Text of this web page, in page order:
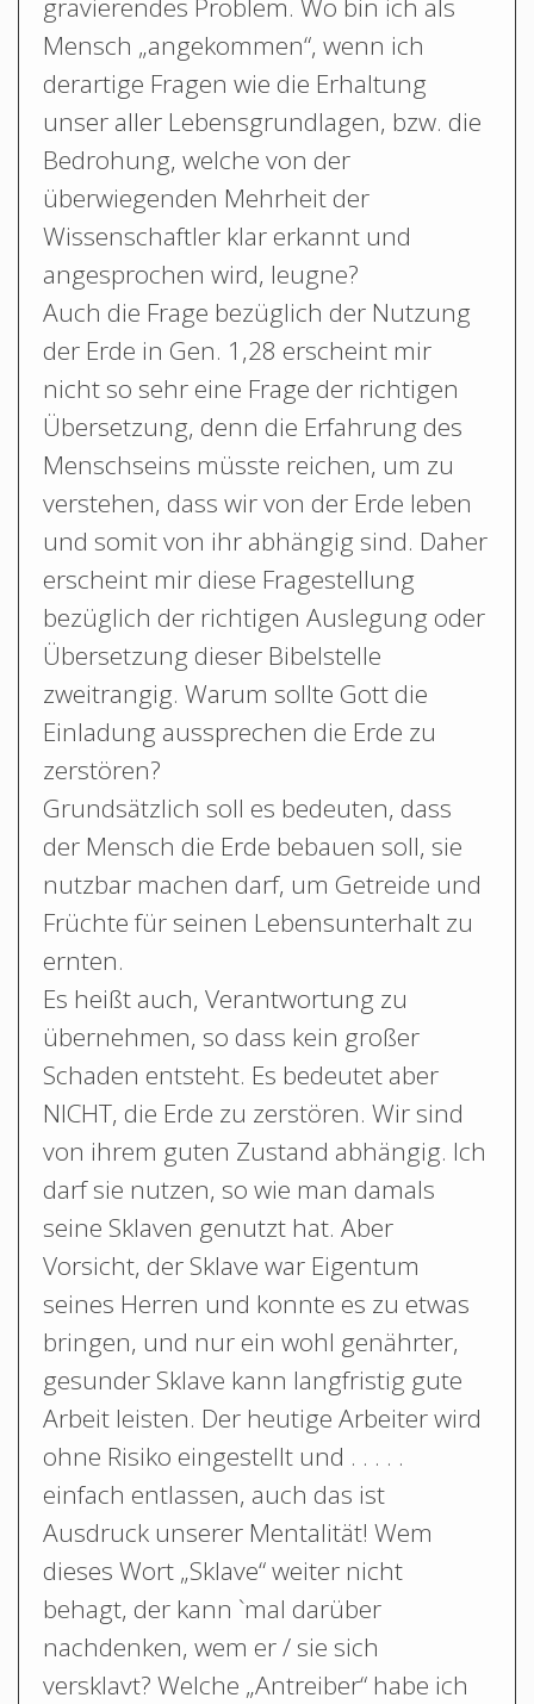
gravierendes Problem. Wo bin ich als
Mensch „angekommen“, wenn ich
derartige Fragen wie die Erhaltung
unser aller Lebensgrundlagen, bzw. die
Bedrohung, welche von der
überwiegenden Mehrheit der
Wissenschaftler klar erkannt und
angesprochen wird, leugne?
Auch die Frage bezüglich der Nutzung
der Erde in Gen. 1,28 erscheint mir
nicht so sehr eine Frage der richtigen
Übersetzung, denn die Erfahrung des
Menschseins müsste reichen, um zu
verstehen, dass wir von der Erde leben
und somit von ihr abhängig sind. Daher
erscheint mir diese Fragestellung
bezüglich der richtigen Auslegung oder
Übersetzung dieser Bibelstelle
zweitrangig. Warum sollte Gott die
Einladung aussprechen die Erde zu
zerstören?
Grundsätzlich soll es bedeuten, dass
der Mensch die Erde bebauen soll, sie
nutzbar machen darf, um Getreide und
Früchte für seinen Lebensunterhalt zu
ernten.
Es heißt auch, Verantwortung zu
übernehmen, so dass kein großer
Schaden entsteht. Es bedeutet aber
NICHT, die Erde zu zerstören. Wir sind
von ihrem guten Zustand abhängig. Ich
darf sie nutzen, so wie man damals
seine Sklaven genutzt hat. Aber
Vorsicht, der Sklave war Eigentum
seines Herren und konnte es zu etwas
bringen, und nur ein wohl genährter,
gesunder Sklave kann langfristig gute
Arbeit leisten. Der heutige Arbeiter wird
ohne Risiko eingestellt und . . . . .
einfach entlassen, auch das ist
Ausdruck unserer Mentalität! Wem
dieses Wort „Sklave“ weiter nicht
behagt, der kann `mal darüber
nachdenken, wem er / sie sich
versklavt? Welche „Antreiber“ habe ich